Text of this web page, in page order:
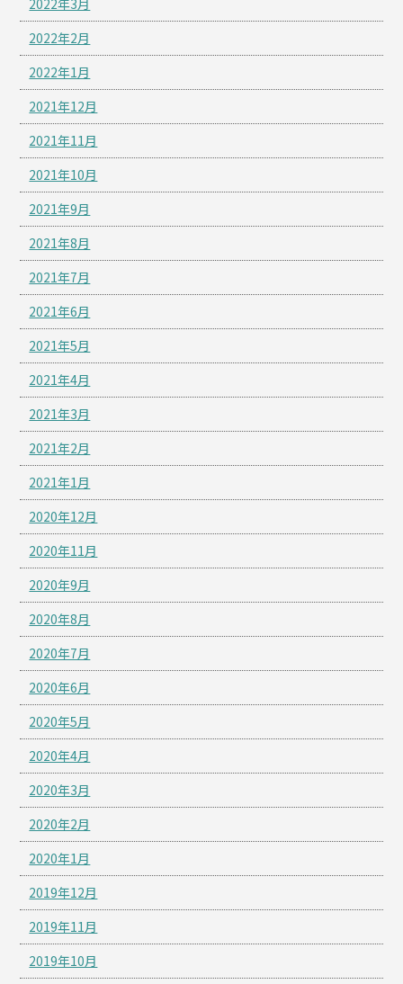
2022年2月
2022年1月
2021年12月
2021年11月
2021年10月
2021年9月
2021年8月
2021年7月
2021年6月
2021年5月
2021年4月
2021年3月
2021年2月
2021年1月
2020年12月
2020年11月
2020年9月
2020年8月
2020年7月
2020年6月
2020年5月
2020年4月
2020年3月
2020年2月
2020年1月
2019年12月
2019年11月
2019年10月